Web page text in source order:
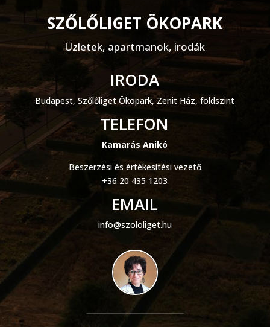
SZŐLŐLIGET ÖKOPARK
Üzletek, apartmanok, irodák
IRODA
Budapest, Szőlőliget Ökopark, Zenit Ház, földszint
TELEFON
Kamarás Anikó
Beszerzési és értékesítési vezető
+36 20 435 1203
EMAIL
info@szololiget.hu